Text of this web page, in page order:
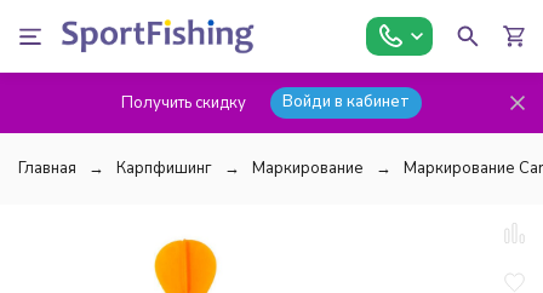
Получить скидку Войди в кабинет
Главная Карпфишинг Маркирование Маркирование